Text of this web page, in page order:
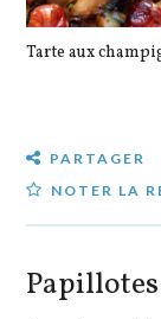
Tarte aux
PARTAGER
NOTER LA